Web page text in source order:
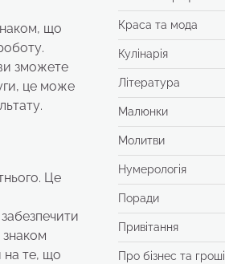
що
зможете
це може
Це
на те, що
Краса та мода
Кулінарія
Література
Малюнки
Молитви
Нумерологія
Поради
Привітання
Про бізнес та гроші